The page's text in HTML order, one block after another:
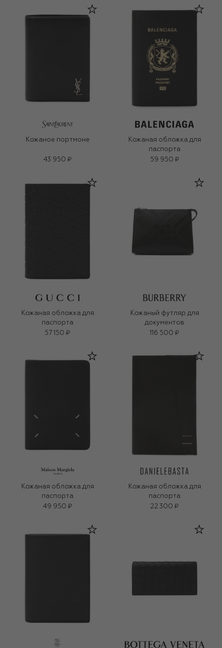
Кожаное портмоне
43 950 ₽
Кожаная обложка для
паспорта
59 950 ₽
Кожаная обложка для
паспорта
57 150 ₽
Кожаный футляр для
документов
116 500 ₽
Кожаная обложка для
паспорта
49 950 ₽
Кожаная обложка для
паспорта
22 300 ₽